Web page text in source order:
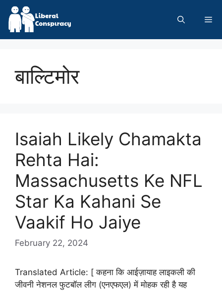
Skip
content
बाल्टिमोर
Isaiah Likely Chamakta
Rehta Hai:
Massachusetts Ke NFL
Star Ka Kahani Se
Vaakif Ho Jaiye
February 22, 2024
Translated Article: [ कहना कि आईज़ायाह लाइकली की
जीवनी नेशनल फुटबॉल लीग (एनएफएल) में मोहक रही है यह